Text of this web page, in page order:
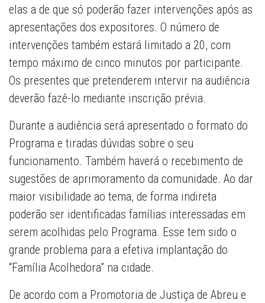
elas a de que só poderão fazer intervenções após as
apresentações dos expositores. O número de
intervenções também estará limitado a 20, com
tempo máximo de cinco minutos por participante.
Os presentes que pretenderem intervir na audiência
deverão fazê-lo mediante inscrição prévia.
Durante a audiência será apresentado o formato do
Programa e tiradas dúvidas sobre o seu
funcionamento. Também haverá o recebimento de
sugestões de aprimoramento da comunidade. Ao dar
maior visibilidade ao tema, de forma indireta
poderão ser identificadas famílias interessadas em
serem acolhidas pelo Programa. Esse tem sido o
grande problema para a efetiva implantação do
“Família Acolhedora” na cidade.
De acordo com a Promotoria de Justiça de Abreu e